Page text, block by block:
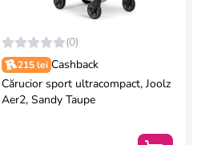
(0)
215 lei Cashback
Cărucior sport ultracompact, Joolz
Aer2, Sandy Taupe